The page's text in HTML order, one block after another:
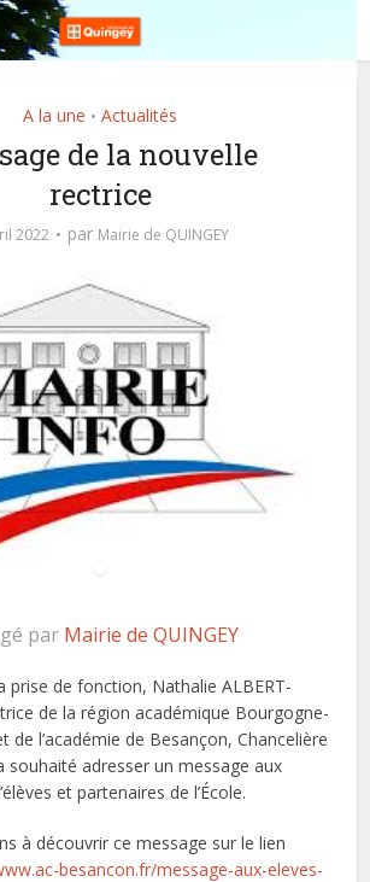
A la une • Actualités
de la nouvelle
rectrice
2022 par Mairie de QUINGEY
par Mairie de QUINGEY
prise de fonction, Nathalie ALBERT-
de la région académique Bourgogne-
de l’académie de Besançon, Chancelière
souhaité adresser un message aux
et partenaires de l’École.
à découvrir ce message sur le lien
besancon.fr/message-aux-eleves-